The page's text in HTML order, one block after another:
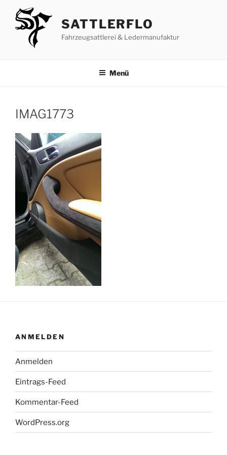
Inhalt
springen
SATTLERFLO
Fahrzeugsattlerei & Ledermanufaktur
Menü
IMAG1773
ANMELDEN
Anmelden
Eintrags-Feed
Kommentar-Feed
WordPress.org